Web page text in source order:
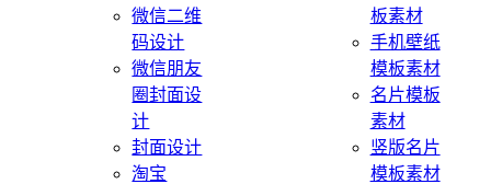
微信二维
码设计
微信朋友
圈封面设
计
封面设计
淘宝
板素材
手机壁纸
模板素材
名片模板
素材
竖版名片
模板素材